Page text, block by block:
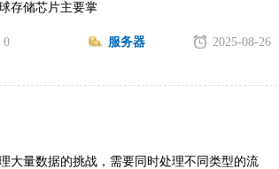
存储芯片主要掌
2025-08-26
服务器
0
大量数据的挑战，需要同时处理不同类型的流